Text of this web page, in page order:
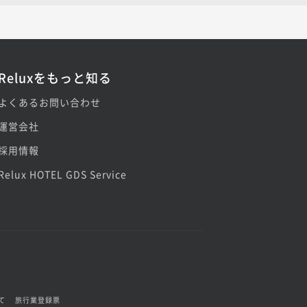
をもっと知る
くあるお問い合わせ
営会社
用情報
HOTEL GDS Service
旅行業登録票